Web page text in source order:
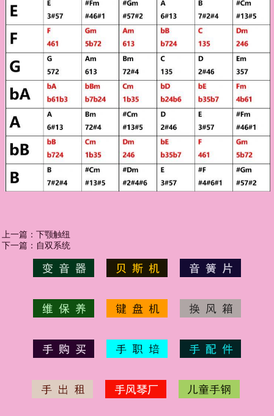
上一篇： 下颚触纽
下一篇： 自双系统